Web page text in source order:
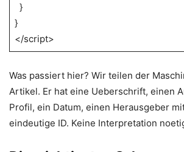
}
}
</script>
Was passiert hier? Wir teilen der
Artikel. Er hat eine Ueberschrift, einen
Profil, ein Datum, einen Herausgeber
eindeutige ID. Keine Interpretation